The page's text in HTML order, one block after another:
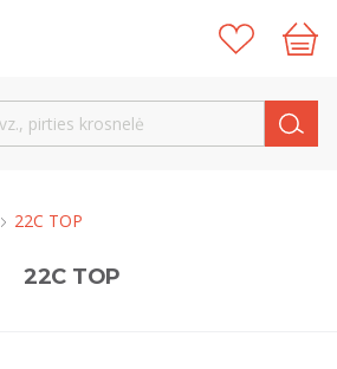
22C TOP
22C TOP